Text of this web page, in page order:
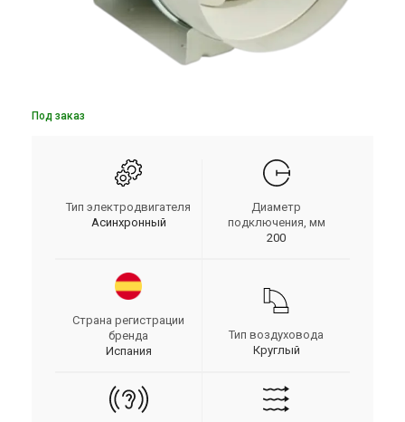
Под заказ
Тип электродвигателя
Асинхронный
Диаметр
подключения, мм
200
Страна регистрации
бренда
Испания
Тип воздуховода
Круглый